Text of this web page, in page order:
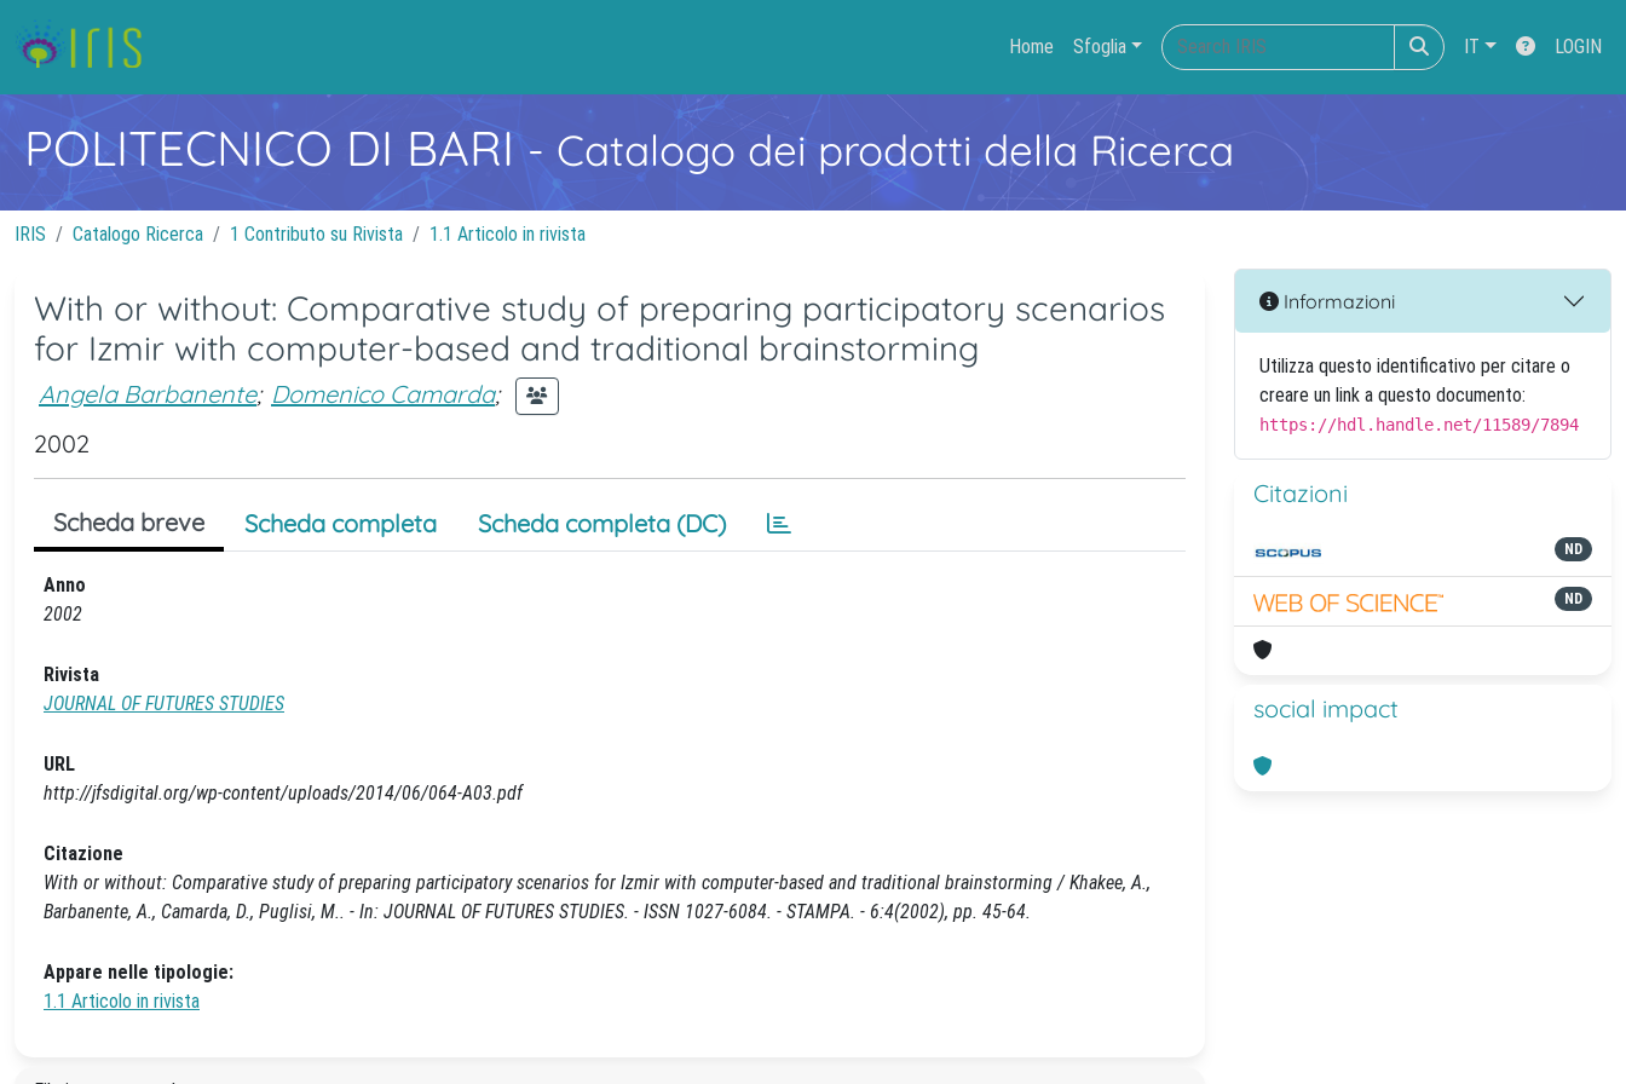
Home Sfoglia IT LOGIN
POLITECNICO DI BARI- Catalogo dei prodotti della Ricerca
IRIS Catalogo Ricerca 1 Contributo su Rivista 1.1 Articolo in rivista
With or without: Comparative study of preparing participatory scenarios
for Izmir with computer-based and traditional brainstorming
Angela Barbanente; Domenico Camarda;
2002
Scheda breve Scheda completa Scheda completa (DC)
Anno
2002
Rivista
JOURNAL OF FUTURES STUDIES
URL
http://jfsdigital.org/wp-content/uploads/2014/06/064-A03.pdf
Citazione
With or without: Comparative study of preparing participatory scenarios for Izmir with computer-based and traditional brainstorming / Khakee, A.,
Barbanente, A., Camarda, D., Puglisi, M.. - In: JOURNAL OF FUTURES STUDIES. - ISSN 1027-6084. - STAMPA. - 6:4(2002), pp. 45-64.
Appare nelle tipologie:
1.1 Articolo in rivista
Informazioni
Utilizza questo identificativo per citare o
creare un link a questo documento:
https://hdl.handle.net/11589/7894
Citazioni
ND
ND
social impact